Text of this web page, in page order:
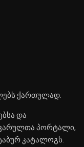
ქართულად.
და
პორტალი,
კატალოგს.